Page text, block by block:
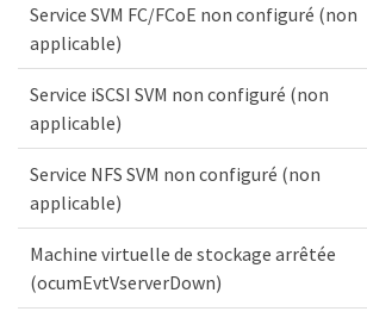
Service SVM FC/FCoE non configuré (non
applicable)
Service iSCSI SVM non configuré (non
applicable)
Service NFS SVM non configuré (non
applicable)
Machine virtuelle de stockage arrêtée
(ocumEvtVserverDown)